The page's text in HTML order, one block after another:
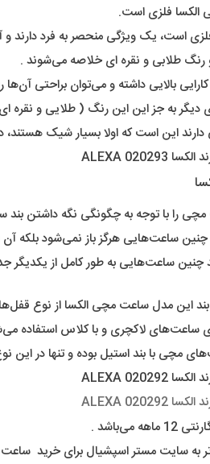
الکسا فلزی است.
است، یک ویژگی منحصر به فرد دارند
رنگ طلابی و نقره ای خلاصه می‌شوند .
بالایی داشته و می‌توان براحتی آن‌ها
دیگر به جز این این رنگ ( طلایی و نقره
این است که اولا بسیار شیک
را با توجه به چگونگی نگه داشتن بند
ساعت‌هایی هرگز باز نمی‌شود بلکه آن
ساعت‌هایی به طور کامل از یکدیگر
ساعت مچی الکسا از نوع قفل‌های متصل بوده و ۳ تکه
ساعت‌های لاکچری و با کلاس استفاده
با بند استیل بوده و تنها در این
.
سایت مستر اسپشیال برای خرید ساعت